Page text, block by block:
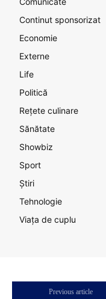
Continut sponsorizat
Economie
Externe
Life
Politică
Rețete culinare
Sănătate
Showbiz
Sport
Știri
Tehnologie
Viața de cuplu
Previous article